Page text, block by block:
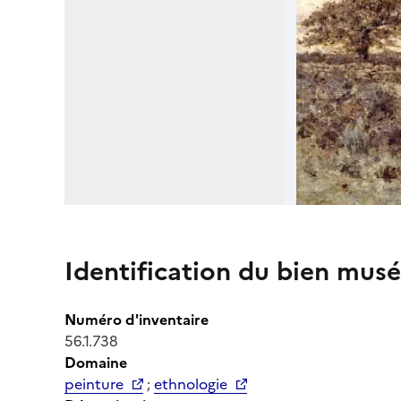
Identification du bien
Numéro d'inventaire
56.1.738
Domaine
peinture
;ethnologie